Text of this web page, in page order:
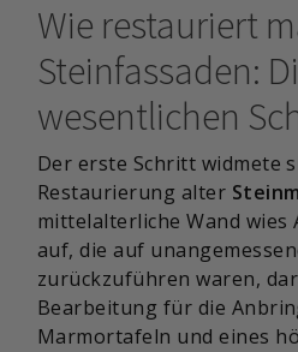
Wie restauriert
Steinfassaden:
wesentlichen
Der erste Schritt widmete
Restaurierung alter
mittelalterliche Wand wies
auf, die auf
zurückzuführen waren,
Bearbeitung für die
Marmortafeln und eines